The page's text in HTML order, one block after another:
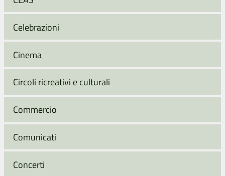
Celebrazioni
Cinema
Circoli ricreativi e culturali
Commercio
Comunicati
Concerti